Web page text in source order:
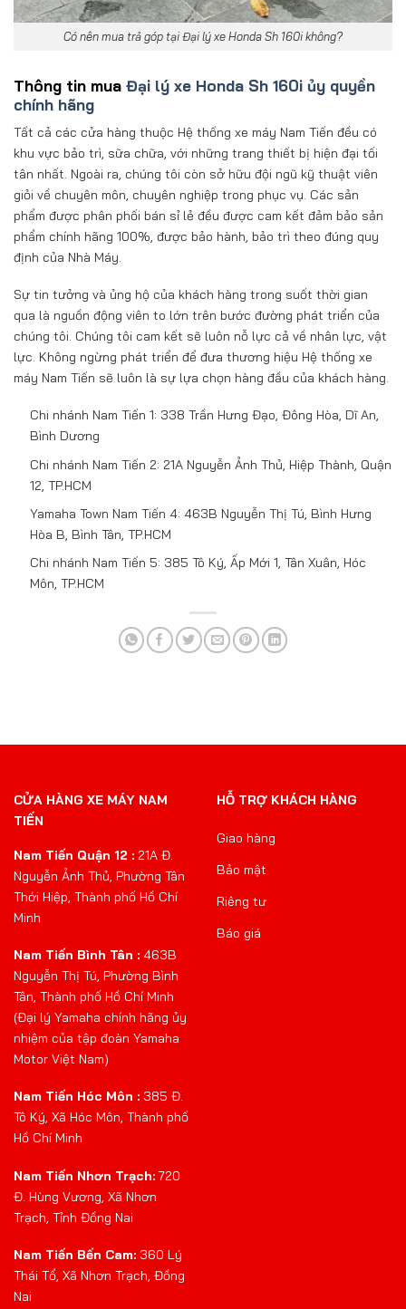
Có nên mua trả góp tại Đại lý xe Honda Sh 160i không?
Thông tin mua Đại lý xe Honda Sh 160i ủy quyền
chính hãng
Tất cả các cửa hàng thuộc Hệ thống xe máy Nam Tiến đều có
khu vực bảo trì, sữa chữa, với những trang thiết bị hiện đại tối
tân nhất. Ngoài ra, chúng tôi còn sở hữu đội ngũ kỹ thuật viên
giỏi về chuyên môn, chuyên nghiệp trong phục vụ. Các sản
phẩm được phân phối bán sỉ lẻ đều được cam kết đảm bảo sản
phẩm chính hãng 100%, được bảo hành, bảo trì theo đúng quy
định của Nhà Máy.
Sự tin tưởng và ủng hộ của khách hàng trong suốt thời gian
qua là nguồn động viên to lớn trên bước đường phát triển của
chúng tôi. Chúng tôi cam kết sẽ luôn nỗ lực cả về nhân lực, vật
lực. Không ngừng phát triển để đưa thương hiệu Hệ thống xe
máy Nam Tiến sẽ luôn là sự lựa chọn hàng đầu của khách hàng.
Chi nhánh Nam Tiến 1: 338 Trần Hưng Đạo, Đông Hòa, Dĩ An,
Bình Dương
Chi nhánh Nam Tiến 2: 21A Nguyễn Ảnh Thủ, Hiệp Thành, Quận
12, TP.HCM
Yamaha Town Nam Tiến 4: 463B Nguyễn Thị Tú, Bình Hưng
Hòa B, Bình Tân, TP.HCM
Chi nhánh Nam Tiến 5: 385 Tô Ký, Ấp Mới 1, Tân Xuân, Hóc
Môn, TP.HCM
CỬA HÀNG XE MÁY NAM
TIẾN
Nam Tiến Quận 12 : 21A Đ.
Nguyễn Ảnh Thủ, Phường Tân
Thới Hiệp, Thành phố Hồ Chí
Minh
Nam Tiến Bình Tân : 463B
Nguyễn Thị Tú, Phường Bình
Tân, Thành phố Hồ Chí Minh
(Đại lý Yamaha chính hãng ủy
nhiệm của tập đoàn Yamaha
Motor Việt Nam)
Nam Tiến Hóc Môn : 385 Đ.
Tô Ký, Xã Hóc Môn, Thành phố
Hồ Chí Minh
Nam Tiến Nhơn Trạch: 720
Đ. Hùng Vương, Xã Nhơn
Trạch, Tỉnh Đồng Nai
Nam Tiến Bến Cam: 360 Lý
Thái Tổ, Xã Nhơn Trạch, Đồng
Nai
HỖ TRỢ KHÁCH HÀNG
Giao hàng
Bảo mật
Riêng tư
Báo giá